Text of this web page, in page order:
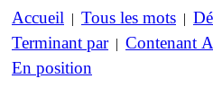
Accueil | Tous les mots |
Terminant par| Contenant
En position